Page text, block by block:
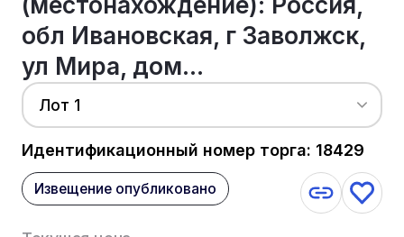
обл Ивановская, г Заволжск,
ул Мира, дом...
Лот 1
Идентификационный номер торга: 18429
Извещение опубликовано